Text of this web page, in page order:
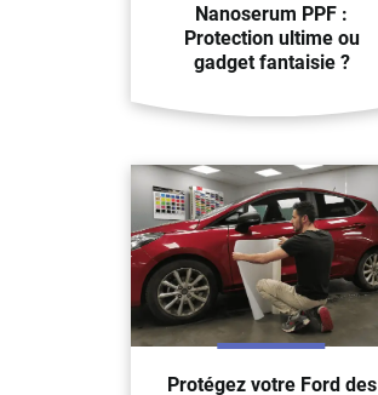
Nanoserum PPF :
Protection ultime ou
gadget fantaisie ?
Protégez votre Ford des